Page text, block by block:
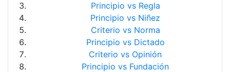
Principio vs Regla
Principio vs Niñez
Criterio vs Norma
Principio vs Dictado
Criterio vs Opinión
Principio vs Fundación